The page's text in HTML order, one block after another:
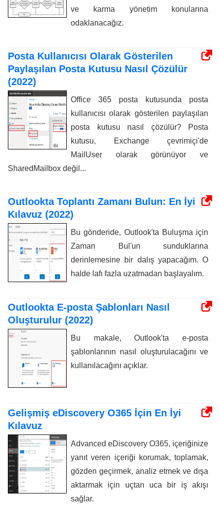
ve karma yönetim konularına
odaklanacağız.
Posta Kullanıcısı Olarak Gösterilen
Paylaşılan Posta Kutusu Nasıl Çözülür
(2022)
Office 365 posta kutusunda posta
kullanıcısı olarak gösterilen paylaşılan
posta kutusu nasıl çözülür? Posta
kutusu, Exchange çevrimiçi'de
MailUser olarak görünüyor ve
SharedMailbox değil...
Outlookta Toplantı Zamanı Bulun: En İyi
Kılavuz (2022)
Bu gönderide, Outlook'ta Buluşma için
Zaman Bul'un sunduklarına
derinlemesine bir dalış yapacağım. O
halde lafı fazla uzatmadan başlayalım.
Outlookta E-posta Şablonları Nasıl
Oluşturulur (2022)
Bu makale, Outlook'ta e-posta
şablonlarının nasıl oluşturulacağını ve
kullanılacağını açıklar.
Gelişmiş eDiscovery O365 İçin En İyi
Kılavuz
Advanced eDiscovery O365, içeriğinize
yanıt veren içeriği korumak, toplamak,
gözden geçirmek, analiz etmek ve dışa
aktarmak için uçtan uca bir iş akışı
sağlar.